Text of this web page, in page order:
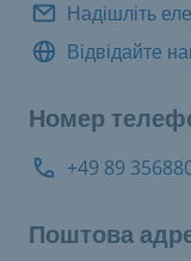
Надішліть
Відвідайте
Номер
+49 89
Поштова